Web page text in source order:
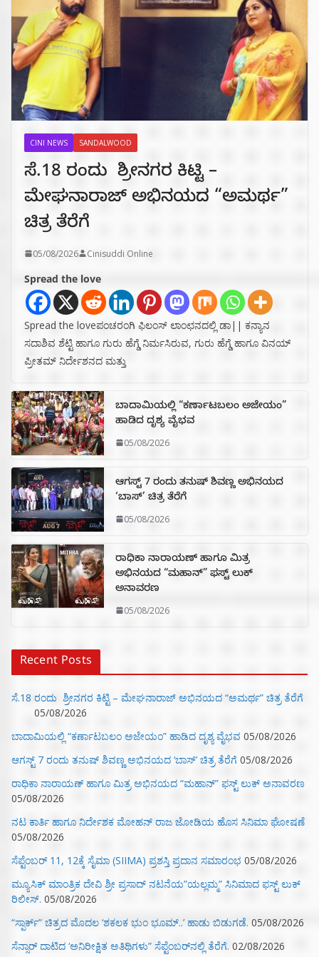
CINI NEWS SANDALWOOD
ಸೆ.18 ರಂದು ಶ್ರೀನಗರ ಕಿಟ್ಟಿ –
ಮೇಘನಾರಾಜ್ ಅಭಿನಯದ “ಅಮರ್ಥ”
ಚಿತ್ರ ತೆರೆಗೆ
05/08/2026 Cinisuddi Online
Spread the love
Spread the loveಪಂಚರಂಗಿ ಫಿಲಂಸ್ ಲಾಂಛನದಲ್ಲಿ ಡಾ|| ಕನ್ಯಾನ
ಸದಾಶಿವ ಶೆಟ್ಟಿ ಹಾಗೂ ಗುರು ಹೆಗ್ಡೆ ನಿರ್ಮಸಿರುವ, ಗುರು ಹೆಗ್ಡೆ ಹಾಗೂ ವಿನಯ್
ಪ್ರೀತಮ್ ನಿರ್ದೇಶನದ ಮತ್ತು
ಬಾದಾಮಿಯಲ್ಲಿ “ಕರ್ಣಾಟಬಲಂ ಅಜೇಯಂ”
ಹಾಡಿದ ದೃಶ್ಯ ವೈಭವ
05/08/2026
ಆಗಸ್ಟ್ 7 ರಂದು ತನುಷ್ ಶಿವಣ್ಣ ಅಭಿನಯದ
‘ಬಾಸ್’ ಚಿತ್ರ ತೆರೆಗೆ
05/08/2026
ರಾಧಿಕಾ ನಾರಾಯಣ್ ಹಾಗೂ ಮಿತ್ರ
ಅಭಿನಯದ “ಮಹಾನ್” ಫಸ್ಟ್ ಲುಕ್
ಅನಾವರಣ
05/08/2026
Recent Posts
ಸೆ.18 ರಂದು ಶ್ರೀನಗರ ಕಿಟ್ಟಿ – ಮೇಘನಾರಾಜ್ ಅಭಿನಯದ “ಅಮರ್ಥ” ಚಿತ್ರ ತೆರೆಗೆ
05/08/2026
ಬಾದಾಮಿಯಲ್ಲಿ “ಕರ್ಣಾಟಬಲಂ ಅಜೇಯಂ” ಹಾಡಿದ ದೃಶ್ಯ ವೈಭವ 05/08/2026
ಆಗಸ್ಟ್ 7 ರಂದು ತನುಷ್ ಶಿವಣ್ಣ ಅಭಿನಯದ ‘ಬಾಸ್’ ಚಿತ್ರ ತೆರೆಗೆ 05/08/2026
ರಾಧಿಕಾ ನಾರಾಯಣ್ ಹಾಗೂ ಮಿತ್ರ ಅಭಿನಯದ “ಮಹಾನ್” ಫಸ್ಟ್ ಲುಕ್ ಅನಾವರಣ
05/08/2026
ನಟ ಕಾರ್ತಿ ಹಾಗೂ ನಿರ್ದೇಶಕ ಮೋಹನ್ ರಾಜ ಜೋಡಿಯ ಹೊಸ ಸಿನಿಮಾ ಘೋಷಣೆ
05/08/2026
ಸೆಪ್ಟೆಂಬರ್ 11, 12ಕ್ಕೆ ಸೈಮಾ (SIIMA) ಪ್ರಶಸ್ತಿ ಪ್ರದಾನ ಸಮಾರಂಭ 05/08/2026
ಮ್ಯೂಸಿಕ್‌ ಮಾಂತ್ರಿಕ ದೇವಿ ಶ್ರೀ ಪ್ರಸಾದ್ ನಟನೆಯ”ಯಲ್ಲಮ್ಮ” ಸಿನಿಮಾದ ಫಸ್ಟ್‌ ಲುಕ್‌
ರಿಲೀಸ್. 05/08/2026
“ಸ್ಪಾರ್ಕ್” ಚಿತ್ರದ ಮೊದಲ‌ ‘ಶಕಲಕ ಭುಂ‌ ಭೂಮ್..’ ಹಾಡು ಬಿಡುಗಡೆ. 05/08/2026
ಸೆನ್ಸಾರ್ ದಾಟಿದ ‘ಅನಿರೀಕ್ಷಿತ ಅತಿಥಿಗಳು” ಸೆಪ್ಟೆಂಬರ್‌ನಲ್ಲಿ ತೆರೆಗೆ. 02/08/2026